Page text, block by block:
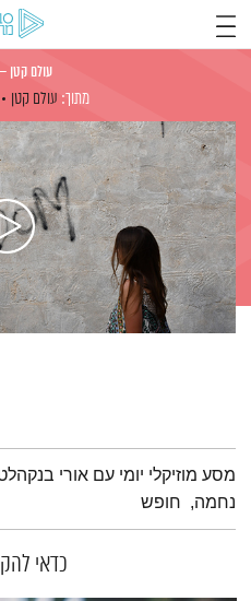
עולם קטן –
מתוך: עולם קטן
תמצית הפודקאסט
מסע מוזיקלי יומי עם אורי
נחמה, חופש
כדאי